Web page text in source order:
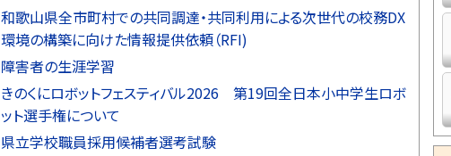
和歌山県全市町村での共同調達・共同利用による次世代の校務DX
環境の構築に向けた情報提供依頼（RFI)
障害者の生涯学習
きのくにロボットフェスティバル2026 第19回全日本小中学生ロボ
ット選手権について
県立学校職員採用候補者選考試験